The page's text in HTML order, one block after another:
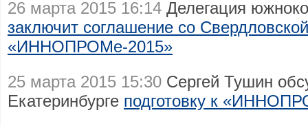
26 марта 2015 16:14 Делегация
заключит соглашение со
«ИННОПРОМе-2015»
25 марта 2015 15:30 Сергей Тушин
Екатеринбурге подготовку к